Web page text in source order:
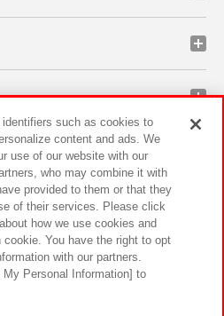
ビリティ サイトポリシー
ェブアクセシビリティ方針と検証結果
such as cookies to
content and ads. We
use of our website with our
who may combine it with
provided to them or that they
of their services. Please click
how we use cookies and
You have the right to opt
with our partners.
Personal Information] to